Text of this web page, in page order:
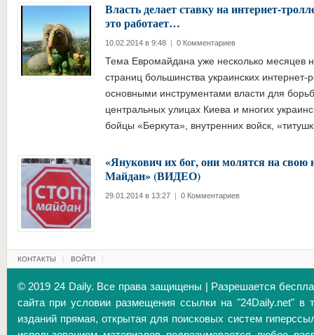
Власть делает ставку на интернет-
это работает…
10.02.2014 в 9:48 | 0 Комментариев
Тема Евромайдана уже несколько месяцев
страниц большинства украинских интернет-
основными инструментами власти для
центральных улицах Киева и многих
бойцы «Беркута», внутренних войск,
«Янукович их бог, они молятся на
Майдан» (ВИДЕО)
29.01.2014 в 13:27 | 0 Комментариев
КОНТАКТЫ ВОЙТИ
© 2019 24 Daily. Все права защищены | Разрешается
сайта при условии размещения ссылки на "24Daily.net" в
изданий прямая, открытая для поисковых систем